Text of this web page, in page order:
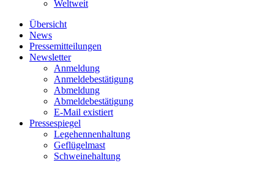
Weltweit
Übersicht
News
Pressemitteilungen
Newsletter
Anmeldung
Anmeldebestätigung
Abmeldung
Abmeldebestätigung
E-Mail existiert
Pressespiegel
Legehennenhaltung
Geflügelmast
Schweinehaltung